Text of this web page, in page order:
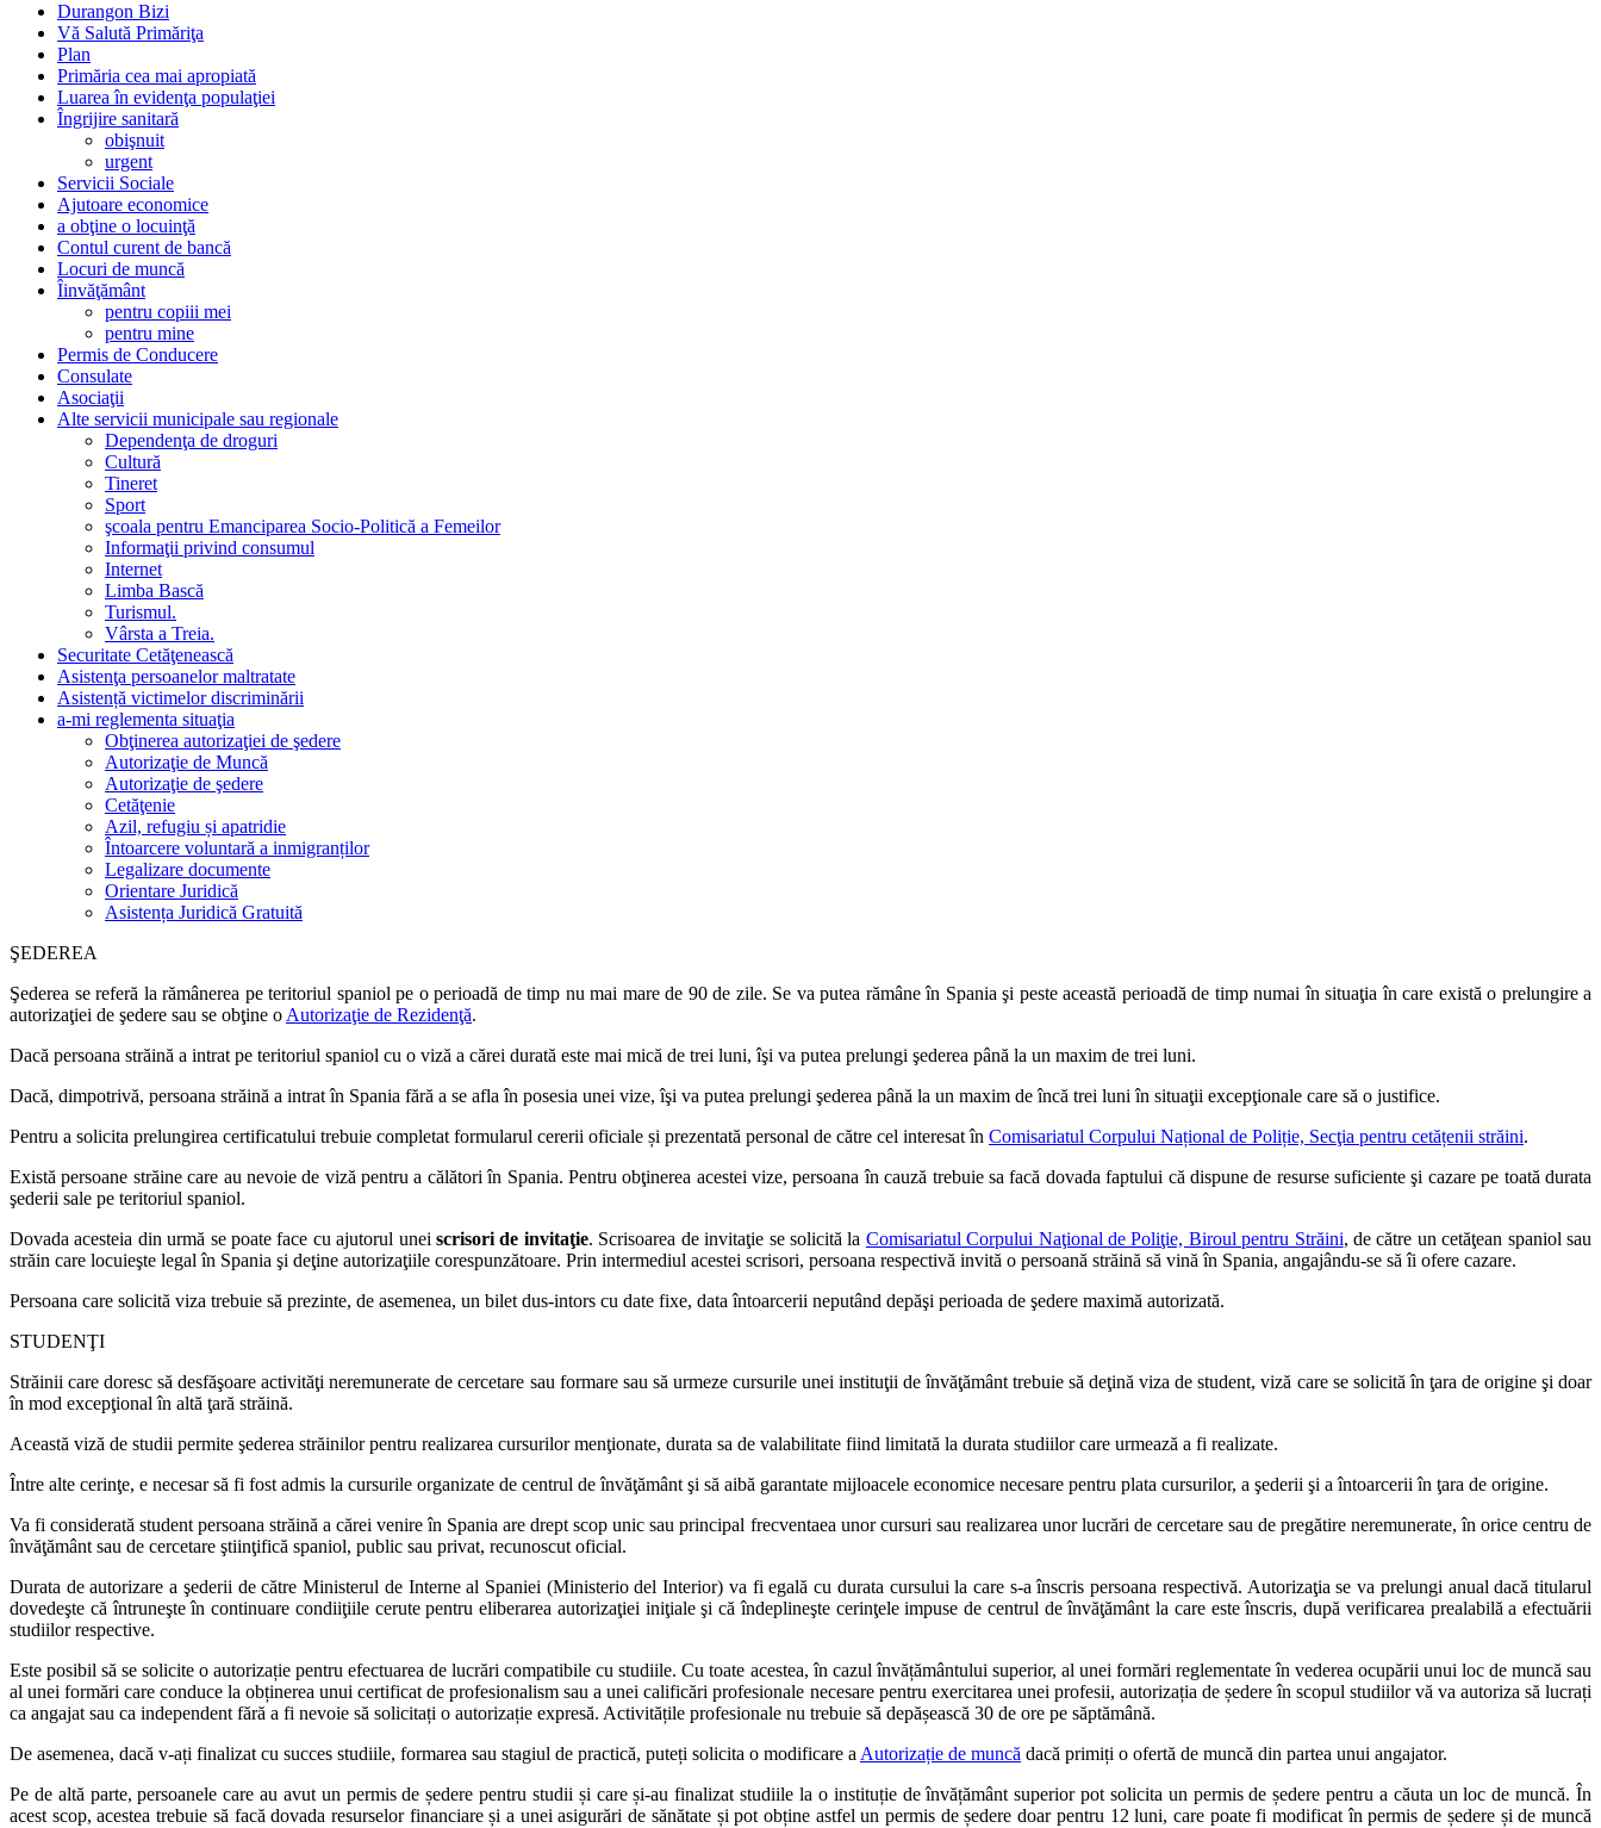
Durangon Bizi
Vă Salută Primăriţa
Plan
Primăria cea mai apropiată
Luarea în evidenţa populaţiei
Îngrijire sanitară
obişnuit
urgent
Servicii Sociale
Ajutoare economice
a obţine o locuinţă
Contul curent de bancă
Locuri de muncă
Îinvăţământ
pentru copiii mei
pentru mine
Permis de Conducere
Consulate
Asociaţii
Alte servicii municipale sau regionale
Dependenţa de droguri
Cultură
Tineret
Sport
şcoala pentru Emanciparea Socio-Politică a Femeilor
Informaţii privind consumul
Internet
Limba Bască
Turismul.
Vârsta a Treia.
Securitate Cetăţenească
Asistenţa persoanelor maltratate
Asistență victimelor discriminării
a-mi reglementa situaţia
Obţinerea autorizaţiei de şedere
Autorizaţie de Muncă
Autorizaţie de şedere
Cetăţenie
Azil, refugiu și apatridie
Întoarcere voluntară a inmigranților
Legalizare documente
Orientare Juridică
Asistența Juridică Gratuită
ŞEDEREA
Şederea se referă la rămânerea pe teritoriul spaniol pe o perioadă de timp nu mai mare de 90 de zile. Se va putea rămâne în Spania şi peste această perioadă de timp numai în situaţia în care există o prelungire a
autorizaţiei de şedere sau se obţine o Autorizaţie de Rezidenţă.
Dacă persoana străină a intrat pe teritoriul spaniol cu o viză a cărei durată este mai mică de trei luni, îşi va putea prelungi şederea până la un maxim de trei luni.
Dacă, dimpotrivă, persoana străină a intrat în Spania fără a se afla în posesia unei vize, îşi va putea prelungi şederea până la un maxim de încă trei luni în situaţii excepţionale care să o justifice.
Pentru a solicita prelungirea certificatului trebuie completat formularul cererii oficiale și prezentată personal de către cel interesat în Comisariatul Corpului Național de Poliție, Secţia pentru cetățenii străini.
Există persoane străine care au nevoie de viză pentru a călători în Spania. Pentru obţinerea acestei vize, persoana în cauză trebuie sa facă dovada faptului că dispune de resurse suficiente şi cazare pe toată durata
şederii sale pe teritoriul spaniol.
Dovada acesteia din urmă se poate face cu ajutorul uneiscrisori de invitaţie. Scrisoarea de invitaţie se solicită la Comisariatul Corpului Naţional de Poliţie, Biroul pentru Străini, de către un cetăţean spaniol sau
străin care locuieşte legal în Spania şi deţine autorizaţiile corespunzătoare. Prin intermediul acestei scrisori, persoana respectivă invită o persoană străină să vină în Spania, angajându-se să îi ofere cazare.
Persoana care solicită viza trebuie să prezinte, de asemenea, un bilet dus-intors cu date fixe, data întoarcerii neputând depăşi perioada de şedere maximă autorizată.
STUDENŢI
Străinii care doresc să desfăşoare activităţi neremunerate de cercetare sau formare sau să urmeze cursurile unei instituţii de învăţământ trebuie să deţină viza de student, viză care se solicită în ţara de origine şi doar
în mod excepţional în altă ţară străină.
Această viză de studii permite şederea străinilor pentru realizarea cursurilor menţionate, durata sa de valabilitate fiind limitată la durata studiilor care urmează a fi realizate.
Între alte cerinţe, e necesar să fi fost admis la cursurile organizate de centrul de învăţământ şi să aibă garantate mijloacele economice necesare pentru plata cursurilor, a şederii şi a întoarcerii în ţara de origine.
Va fi considerată student persoana străină a cărei venire în Spania are drept scop unic sau principal frecventaea unor cursuri sau realizarea unor lucrări de cercetare sau de pregătire neremunerate, în orice centru de
învăţământ sau de cercetare ştiinţifică spaniol, public sau privat, recunoscut oficial.
Durata de autorizare a şederii de către Ministerul de Interne al Spaniei (Ministerio del Interior) va fi egală cu durata cursului la care s-a înscris persoana respectivă. Autorizaţia se va prelungi anual dacă titularul
dovedeşte că întruneşte în continuare condiiţiile cerute pentru eliberarea autorizaţiei iniţiale şi că îndeplineşte cerinţele impuse de centrul de învăţământ la care este înscris, după verificarea prealabilă a efectuării
studiilor respective.
Este posibil să se solicite o autorizație pentru efectuarea de lucrări compatibile cu studiile. Cu toate acestea, în cazul învățământului superior, al unei formări reglementate în vederea ocupării unui loc de muncă sau
al unei formări care conduce la obținerea unui certificat de profesionalism sau a unei calificări profesionale necesare pentru exercitarea unei profesii, autorizația de ședere în scopul studiilor vă va autoriza să lucrați
ca angajat sau ca independent fără a fi nevoie să solicitați o autorizație expresă. Activitățile profesionale nu trebuie să depășească 30 de ore pe săptămână.
De asemenea, dacă v-ați finalizat cu succes studiile, formarea sau stagiul de practică, puteți solicita o modificare a Autorizație de muncă dacă primiți o ofertă de muncă din partea unui angajator.
Pe de altă parte, persoanele care au avut un permis de ședere pentru studii și care și-au finalizat studiile la o instituție de învățământ superior pot solicita un permis de ședere pentru a căuta un loc de muncă. În
acest scop, acestea trebuie să facă dovada resurselor financiare și a unei asigurări de sănătate și pot obține astfel un permis de ședere doar pentru 12 luni, care poate fi modificat în permis de ședere și de muncă